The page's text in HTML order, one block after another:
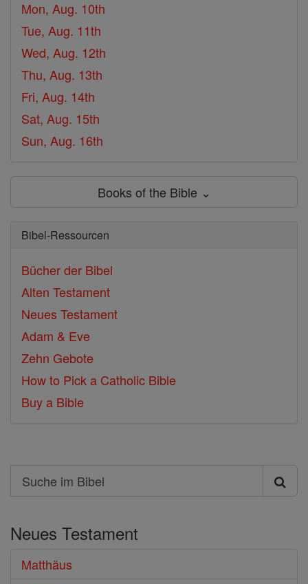
Mon, Aug. 10th
Tue, Aug. 11th
Wed, Aug. 12th
Thu, Aug. 13th
Fri, Aug. 14th
Sat, Aug. 15th
Sun, Aug. 16th
Books of the Bible ⌄
Bibel-Ressourcen
Bücher der Bibel
Alten Testament
Neues Testament
Adam & Eve
Zehn Gebote
How to Pick a Catholic Bible
Buy a Bible
Search
Suche
Bibel
Neues Testament
Matthäus